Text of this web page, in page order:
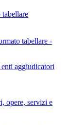
tabellare -
aggiudicatori
opere, servizi e